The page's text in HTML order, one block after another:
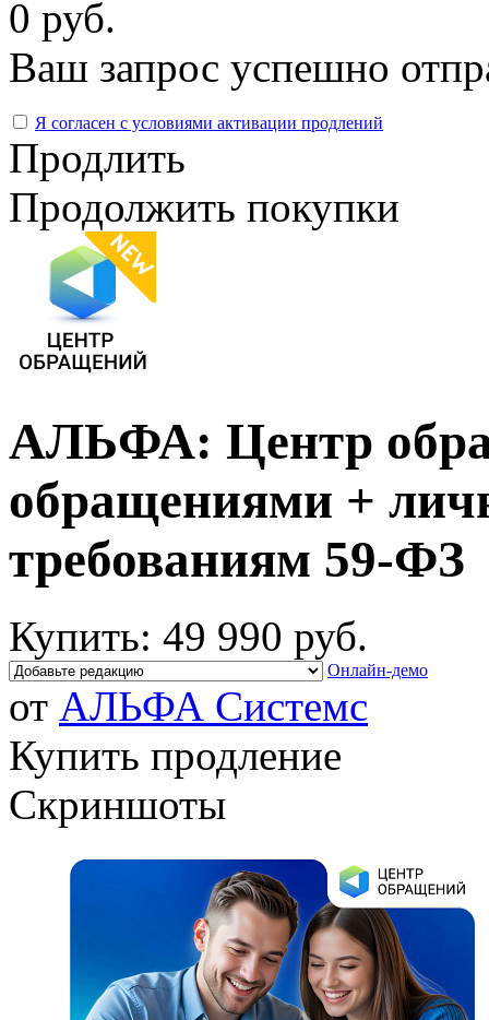
0 руб.
Ваш запрос успешно
Я согласен с условиями активации продлений
Продлить
Продолжить покупки
АЛЬФА: Центр
обращениями +
требованиям 59-ФЗ
Купить: 49 990 руб.
Онлайн-демо
от АЛЬФА Системс
Купить продление
Скриншоты